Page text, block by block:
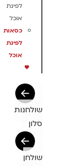
לפינת
אוכל
כסאות
לפינת
אוכל
שולחנות
סלון
שולחן